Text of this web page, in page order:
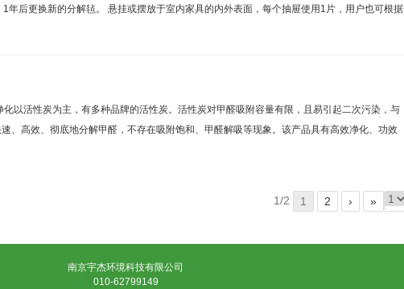
后更换新的分解毡。 悬挂或摆放于室内家具的内外表面，每个抽屉使用1片，用户也可根据
以活性炭为主，有多种品牌的活性炭。活性炭对甲醛吸附容量有限，且易引起二次污染，与
、高效、彻底地分解甲醛，不存在吸附饱和、甲醛解吸等现象。该产品具有高效净化、功效
1/2 1 2 › »
南京宇杰环境科技有限公司
010-62799149